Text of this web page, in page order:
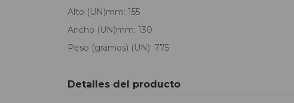
Alto (UN)mm: 155
Ancho (UN)mm: 130
Peso (gramos) (UN): 775
Detalles del producto